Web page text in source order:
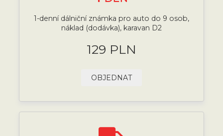
1-denní dálniční známka pro auto do 9 osob,
náklad (dodávka), karavan D2
129 PLN
OBJEDNAT